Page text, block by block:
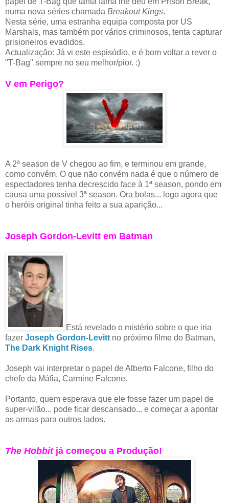
numa nova séries chamada Breakout Kings.
Nesta série, uma estranha equipa composta por US
Marshals, mas também por vários criminosos, tenta capturar
prisioneiros evadidos.
Actualização: Já vi este espisódio, e é bom voltar a rever o
"T-Bag" sempre no seu melhor/pior. :)
V em Perigo?
A 2ª season de V chegou ao fim, e terminou em grande,
como convém. O que não convém nada é que o número de
espectadores tenha decrescido face à 1ª season, pondo em
causa uma possível 3ª season. Ora bolas... logo agora que
o heróis original tinha feito a sua aparição...
Joseph Gordon-Levitt em Batman
Está revelado o mistério sobre o que iria
fazer Joseph Gordon-Levitt no próximo filme do Batman,
The Dark Knight Rises.
Joseph vai interpretar o papel de Alberto Falcone, filho do
chefe da Máfia, Carmine Falcone.
Portanto, quem esperava que ele fosse fazer um papel de
super-vilão... pode ficar descansado... e começar a apontar
as armas para outros lados.
The Hobbitjá começou a Produção!